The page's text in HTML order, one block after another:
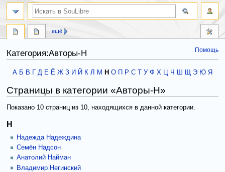
Помощь
Категория:Авторы-Н
Перейти
навигации
Перейти
поиску
А Б В Д Е Ё Ж З И Й К Л М Н О Р С У Ф Х Ц Ч Ш Щ Э Ю Я
Страницы в категории «Авторы-Н»
Показано 10 страниц из 10, находящихся в данной категории.
Н
Надежда Надеждина
Семён Надсон
Анатолий Найман
Владимир Негинский
ещё